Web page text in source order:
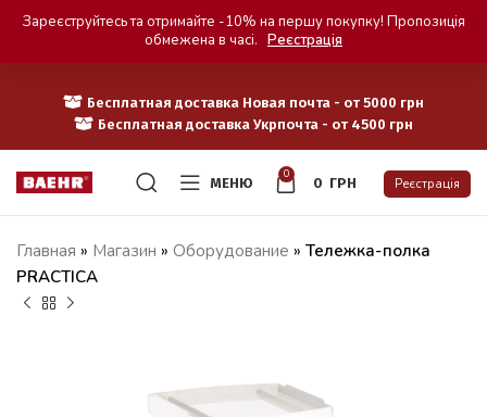
Бесплатная доставка Новая почта - от 5000 грн
Бесплатная доставка Укрпочта - от 4500 грн
МЕНЮ
0
0 ГРН Реєстрація
Главная » Магазин » Оборудование » Тележка-полка
PRACTICA
Зареєструйтесь та отримайте -10% на першу покупку! Пропозиція
обмежена в часі. Реєстрація